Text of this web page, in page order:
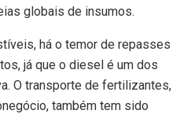
globais de insumos.
há o temor de repasses
já que o diesel é um dos
O transporte de fertilizantes,
também tem sido